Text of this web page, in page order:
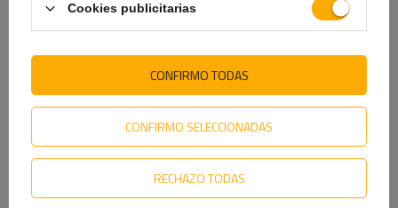
ASPÖCK Luz trasera
Multipoint IV, 6 funciones,
izquierda
Piloto trasero FRISTOM FT-
77, 5 funciones, izquierdo
14,59 €
Cookies publicitarias
CONFIRMO SELECCIONADAS
RECHAZO TODAS
CONFIRMO TODAS